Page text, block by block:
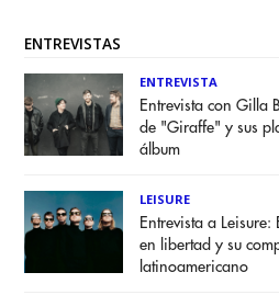
ENTREVISTAS
ENTREVISTA
Entrevista con Gilla
de "Giraffe" y sus
álbum
LEISURE
Entrevista a
en libertad y su
latinoamericano